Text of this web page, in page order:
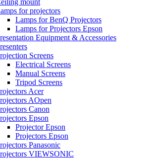
mount
for projectors
Lamps for BenQ Projectors
Lamps for Projectors Epson
Equipment & Accessories
Screens
Electrical Screens
Manual Screens
Tripod Screens
Acer
AOpen
Canon
Epson
Projector Epson
Projectors Epson
Panasonic
VIEWSONIC